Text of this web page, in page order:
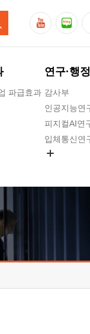
파급효과
연구·행
감사부
인공지능연
피지컬AI연
입체통신연
호남권연구
기획본부